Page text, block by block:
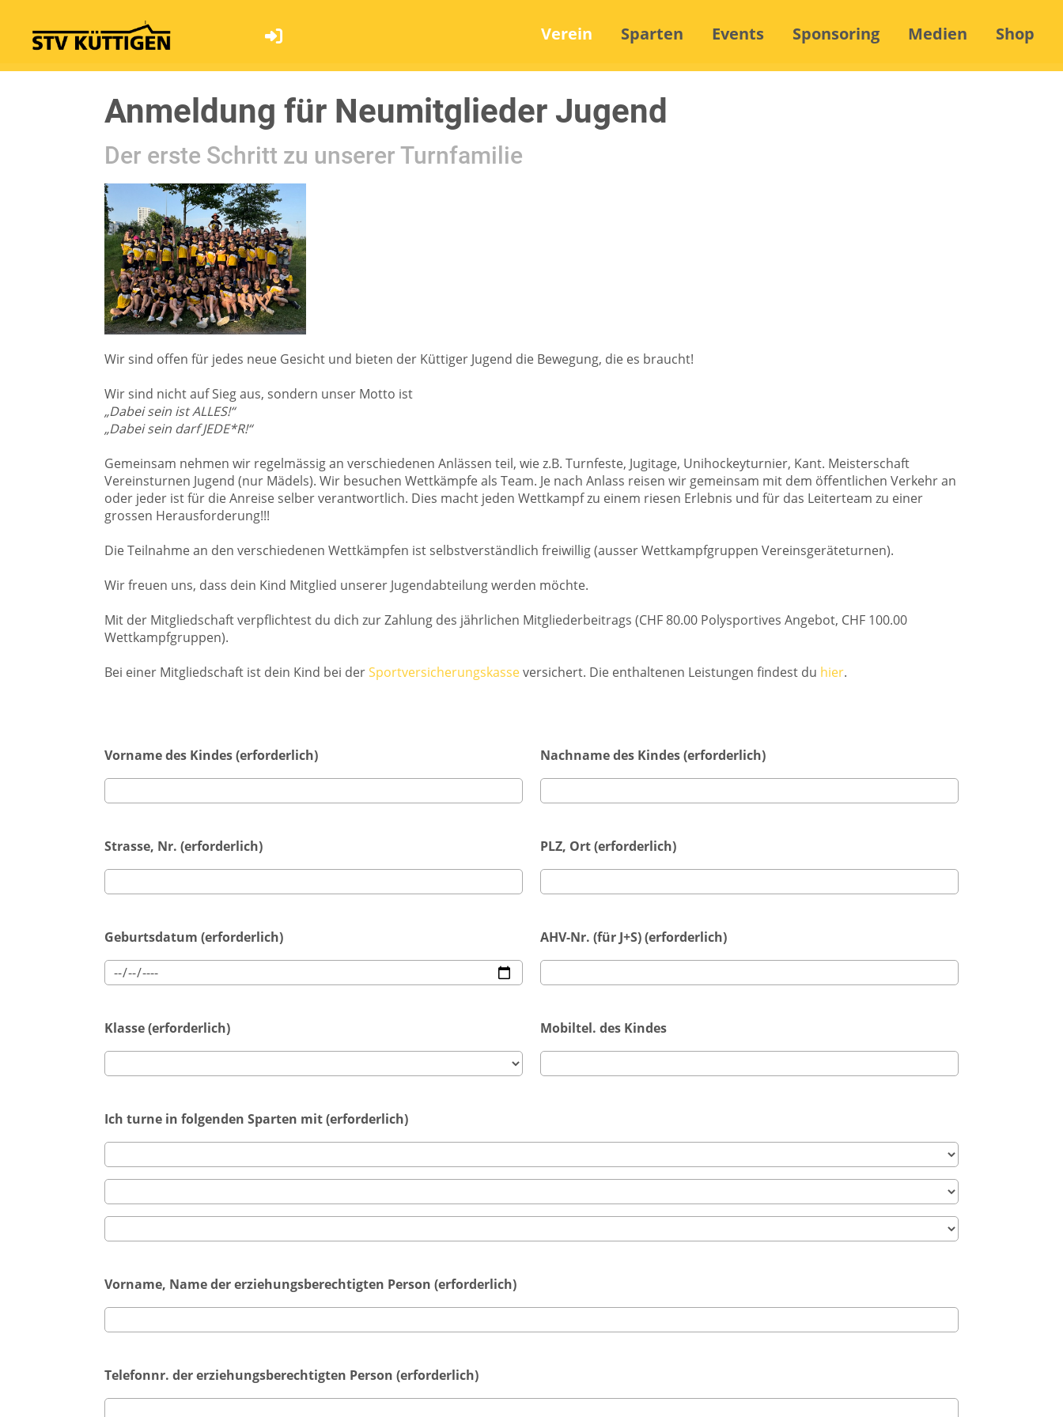
Verein Sparten Events Sponsoring Medien Shop
Anmeldung für Neumitglieder Jugend
Der erste Schritt zu unserer Turnfamilie
Wir sind offen für jedes neue Gesicht und bieten der Küttiger Jugend die Bewegung, die es braucht!
Wir sind nicht auf Sieg aus, sondern unser Motto ist
„Dabei sein ist ALLES!“
„Dabei sein darf JEDE*R!“
Gemeinsam nehmen wir regelmässig an verschiedenen Anlässen teil, wie z.B. Turnfeste, Jugitage, Unihockeyturnier, Kant. Meisterschaft
Vereinsturnen Jugend (nur Mädels). Wir besuchen Wettkämpfe als Team. Je nach Anlass reisen wir gemeinsam mit dem öffentlichen Verkehr an
oder jeder ist für die Anreise selber verantwortlich. Dies macht jeden Wettkampf zu einem riesen Erlebnis und für das Leiterteam zu einer
grossen Herausforderung!!!
Die Teilnahme an den verschiedenen Wettkämpfen ist selbstverständlich freiwillig (ausser Wettkampfgruppen Vereinsgeräteturnen).
Wir freuen uns, dass dein Kind Mitglied unserer Jugendabteilung werden möchte.
Mit der Mitgliedschaft verpflichtest du dich zur Zahlung des jährlichen Mitgliederbeitrags (CHF 80.00 Polysportives Angebot, CHF 100.00
Wettkampfgruppen).
Bei einer Mitgliedschaft ist dein Kind bei derSportversicherungskasseversichert. Die enthaltenen Leistungen findest du hier.
Vorname des Kindes (erforderlich) Nachname des Kindes (erforderlich)
Strasse, Nr. (erforderlich) PLZ, Ort (erforderlich)
Geburtsdatum (erforderlich) AHV-Nr. (für J+S) (erforderlich)
Klasse (erforderlich) Mobiltel. des Kindes
Ich turne in folgenden Sparten mit (erforderlich)
Vorname, Name der erziehungsberechtigten Person (erforderlich)
Telefonnr. der erziehungsberechtigten Person (erforderlich)